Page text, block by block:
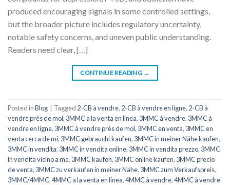
produced encouraging signals in some controlled settings,
but the broader picture includes regulatory uncertainty,
notable safety concerns, and uneven public understanding.
Readers need clear, […]
CONTINUE READING →
Posted inBlog Tagged 2-CB à vendre, 2-CB à vendre en ligne, 2-CB à
vendre près de moi, 3MMC a la venta en línea, 3MMC à vendre, 3MMC à
vendre en ligne, 3MMC à vendre près de moi, 3MMC en venta, 3MMC en
venta cerca de mí, 3MMC gebraucht kaufen, 3MMC in meiner Nähe kaufen,
3MMC in vendita, 3MMC in vendita online, 3MMC in vendita prezzo, 3MMC
in vendita vicino a me, 3MMC kaufen, 3MMC online kaufen, 3MMC precio
de venta, 3MMC zu verkaufen in meiner Nähe, 3MMC zum Verkaufspreis,
3MMC/4MMC,4MMC a la venta en línea,4MMC à vendre,4MMC à vendre